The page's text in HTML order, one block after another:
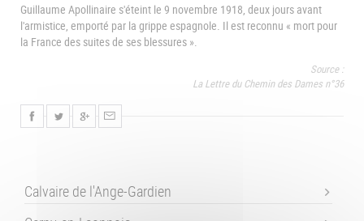
Guillaume Apollinaire s'éteint le 9 novembre 1918, deux jours avant
l'armistice, emporté par la grippe espagnole. Il est reconnu « mort pour
la France des suites de ses blessures ».
Source :
La Lettre du Chemin des Dames n°36
Calvaire de l'Ange-Gardien